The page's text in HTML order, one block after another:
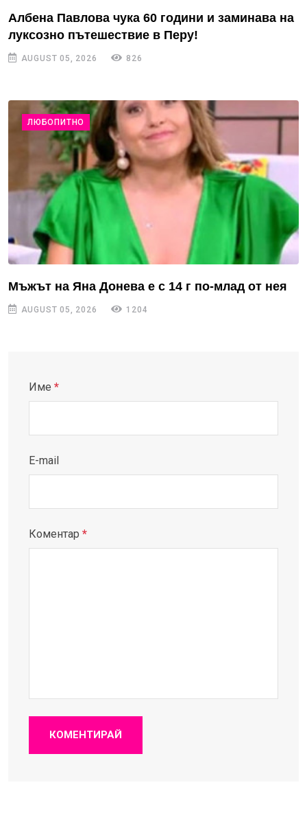
Албена Павлова чука 60 години и заминава на
луксозно пътешествие в Перу!
AUGUST 05, 2026 826
ЛЮБОПИТНО
Мъжът на Яна Донева е с 14 г по-млад от нея
AUGUST 05, 2026 1204
Име *
E-mail
Коментар *
КОМЕНТИРАЙ